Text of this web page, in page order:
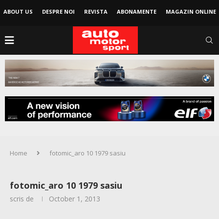
ABOUT US DESPRE NOI REVISTA ABONAMENTE MAGAZIN ONLINE
Home fotomic_aro 10 1979 sasiu
fotomic_aro 10 1979 sasiu
scris de October 1, 2013